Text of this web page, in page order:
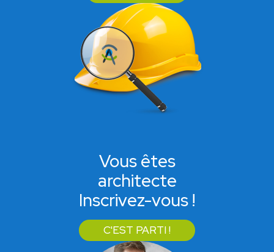
Vous êtes
architecte
Inscrivez-vous !
C'EST PARTI !